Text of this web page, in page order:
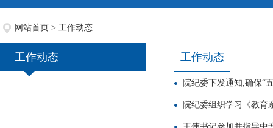
网站首页 > 工作动态
工作动态 工作动态
院纪委下发通知,确保“
院纪委组织学习《教育